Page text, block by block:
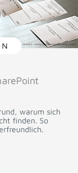
warum sich
finden. So